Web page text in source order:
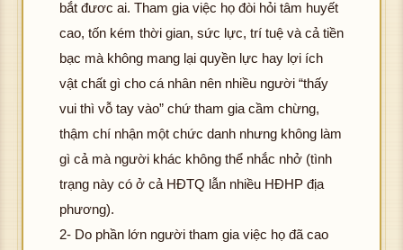
bắt đươc ai. Tham gia việc họ đòi hỏi tâm huyết
cao, tốn kém thời gian, sức lực, trí tuệ và cả tiền
bạc mà không mang lại quyền lực hay lợi ích
vật chất gì cho cá nhân nên nhiều người “thấy
vui thì vỗ tay vào” chứ tham gia cầm chừng,
thậm chí nhận một chức danh nhưng không làm
gì cả mà người khác không thể nhắc nhở (tình
trạng này có ở cả HĐTQ lẫn nhiều HĐHP địa
phương).
2- Do phần lớn người tham gia việc họ đã cao